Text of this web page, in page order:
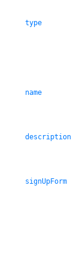
type
name
description
signUpForm